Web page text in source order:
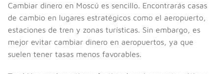
Cambiar dinero en Moscú es sencillo. Encontrarás casas
de cambio en lugares estratégicos como el aeropuerto,
estaciones de tren y zonas turísticas. Sin embargo, es
mejor evitar cambiar dinero en aeropuertos, ya que
suelen tener tasas menos favorables.